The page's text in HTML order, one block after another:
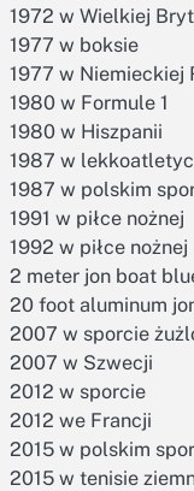
1972 w Wielkiej
1977 w boksie
1977 w Niemieckiej
1980 w Formule 1
1980 w Hiszpanii
1987 w
1987 w polskim
1991 w piłce nożnej
1992 w piłce nożnej
2 meter jon boat
20 foot aluminum
2007 w sporcie
2007 w Szwecji
2012 w sporcie
2012 we Francji
2015 w polskim
2015 w tenisie